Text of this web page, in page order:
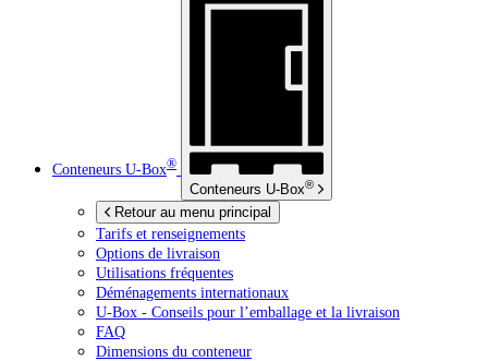
Conteneurs U-Box®
Conteneurs U-Box®
Retour au menu principal
Tarifs et renseignements
Options de livraison
Utilisations fréquentes
Déménagements internationaux
U-Box - Conseils pour l’emballage et la livraison
FAQ
Dimensions du conteneur